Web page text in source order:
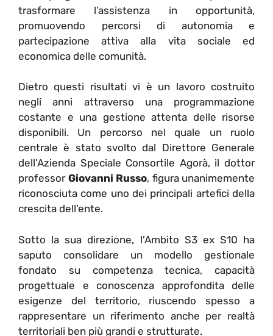
trasformare l’assistenza in opportunità,
promuovendo percorsi di autonomia e
partecipazione attiva alla vita sociale ed
economica delle comunità.
Dietro questi risultati vi è un lavoro costruito
negli anni attraverso una programmazione
costante e una gestione attenta delle risorse
disponibili. Un percorso nel quale un ruolo
centrale è stato svolto dal Direttore Generale
dell’Azienda Speciale Consortile Agorà, il dottor
professor Giovanni Russo, figura unanimemente
riconosciuta come uno dei principali artefici della
crescita dell’ente.
Sotto la sua direzione, l’Ambito S3 ex S10 ha
saputo consolidare un modello gestionale
fondato su competenza tecnica, capacità
progettuale e conoscenza approfondita delle
esigenze del territorio, riuscendo spesso a
rappresentare un riferimento anche per realtà
territoriali ben più grandi e strutturate.